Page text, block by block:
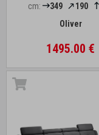
cm: 349 190
Oliver
1495.00 €